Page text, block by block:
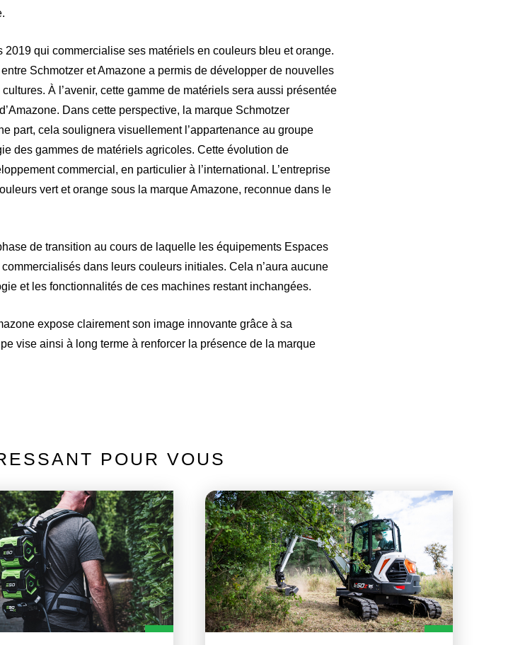
qui commercialise ses matériels en couleurs bleu et orange.
Schmotzer et Amazone a permis de développer de nouvelles
À l’avenir, cette gamme de matériels sera aussi présentée
Dans cette perspective, la marque Schmotzer
part, cela soulignera visuellement l’appartenance au groupe
des gammes de matériels agricoles. Cette évolution de
commercial, en particulier à l’international. L’entreprise
vert et orange sous la marque Amazone, reconnue dans le
de transition au cours de laquelle les équipements Espaces
dans leurs couleurs initiales. Cela n’aura aucune
et les fonctionnalités de ces machines restant inchangées.
expose clairement son image innovante grâce à sa
vise ainsi à long terme à renforcer la présence de la marque
POUR VOUS